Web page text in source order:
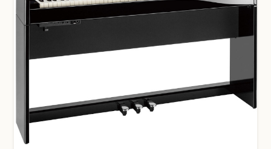
音楽教室・イベント情報